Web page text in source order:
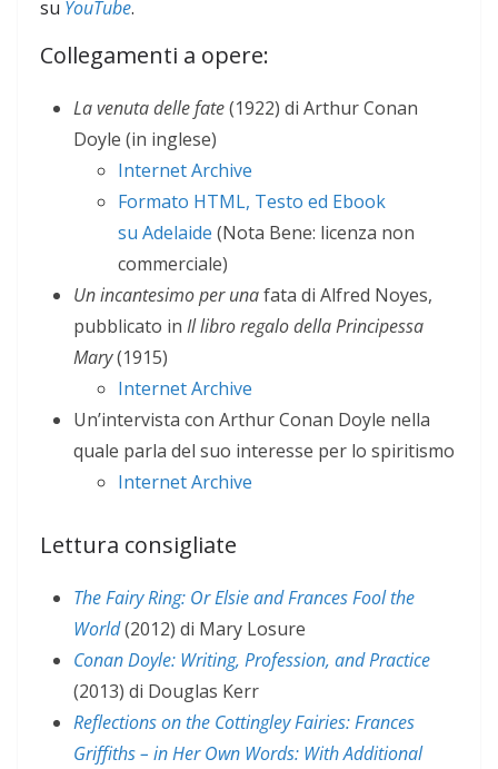
su YouTube.
Collegamenti a opere:
La venuta delle fate(1922) di Arthur Conan
Doyle (in inglese)
Internet Archive
Formato HTML, Testo ed Ebook
su Adelaide (Nota Bene: licenza non
commerciale)
Un incantesimo per unafata di Alfred Noyes,
pubblicato in Il libro regalo della Principessa
Mary(1915)
Internet Archive
Un’intervista con Arthur Conan Doyle nella
quale parla del suo interesse per lo spiritismo
Internet Archive
Lettura consigliate
The Fairy Ring: Or Elsie and Frances Fool the
World(2012) di Mary Losure
Conan Doyle: Writing, Profession, and Practice
(2013) di Douglas Kerr
Reflections on the Cottingley Fairies: Frances
Griffiths – in Her Own Words: With Additional